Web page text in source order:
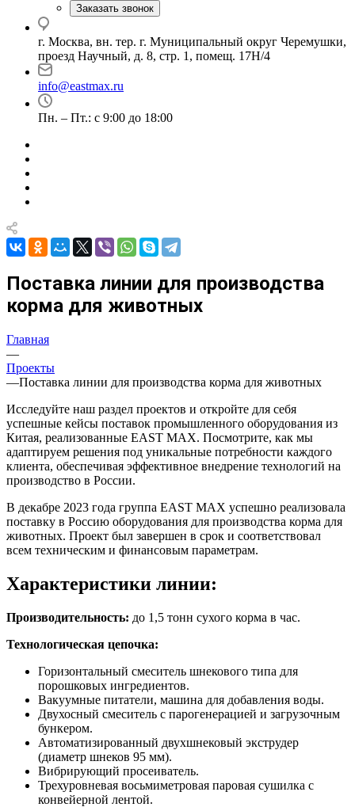
Заказать звонок
г. Москва, вн. тер. г. Муниципальный округ Черемушки,
проезд Научный, д. 8, стр. 1, помещ. 17Н/4
info@eastmax.ru
Пн. – Пт.: с 9:00 до 18:00
Поставка линии для производства
корма для животных
Главная
—
Проекты
—Поставка линии для производства корма для животных
Исследуйте наш раздел проектов и откройте для себя
успешные кейсы поставок промышленного оборудования из
Китая, реализованные EAST MAX. Посмотрите, как мы
адаптируем решения под уникальные потребности каждого
клиента, обеспечивая эффективное внедрение технологий на
производство в России.
В декабре 2023 года группа EAST MAX успешно реализовала
поставку в Россию оборудования для производства корма для
животных. Проект был завершен в срок и соответствовал
всем техническим и финансовым параметрам.
Характеристики линии:
Производительность: до 1,5 тонн сухого корма в час.
Технологическая цепочка:
Горизонтальный смеситель шнекового типа для
порошковых ингредиентов.
Вакуумные питатели, машина для добавления воды.
Двухосный смеситель с парогенерацией и загрузочным
бункером.
Автоматизированный двухшнековый экструдер
(диаметр шнеков 95 мм).
Вибрирующий просеиватель.
Трехуровневая восьмиметровая паровая сушилка с
конвейерной лентой.